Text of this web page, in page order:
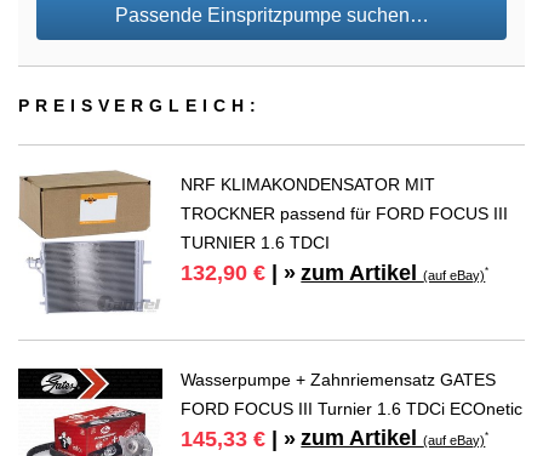
Passende Einspritzpumpe suchen…
PREIS­VER­GLEICH:
NRF KLIMAKONDENSATOR MIT
TROCKNER passend für FORD FOCUS III
TURNIER 1.6 TDCI
132,90 € | » zum Artikel(auf eBay)*
Wasserpumpe + Zahnriemensatz GATES
FORD FOCUS III Turnier 1.6 TDCi ECOnetic
145,33 € | » zum Artikel(auf eBay)*